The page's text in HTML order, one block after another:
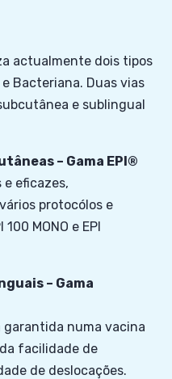
actualmente dois tipos
Bacteriana. Duas vias
e sublingual
– Gama EPI®
eficazes,
protocólos e
MONO e EPI
– Gama
garantida numa vacina
facilidade de
de deslocações.